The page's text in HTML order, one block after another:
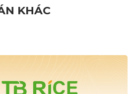
KHÁC